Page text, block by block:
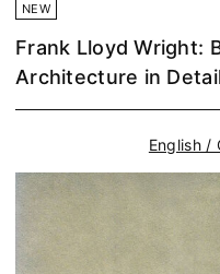
NEW
Frank Lloyd Wright:
Architecture in
English /